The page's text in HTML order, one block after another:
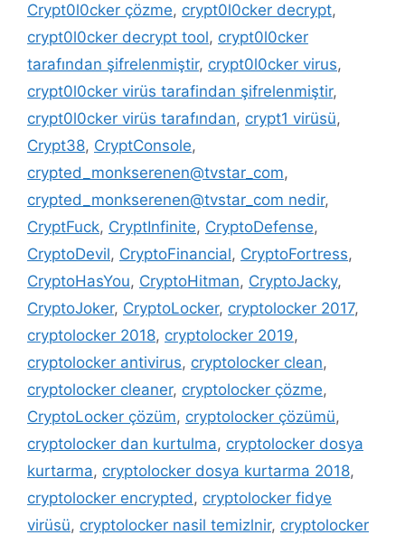
Crypt0l0cker çözme, crypt0l0cker decrypt,
crypt0l0cker decrypt tool, crypt0l0cker
tarafından şifrelenmiştir, crypt0l0cker virus,
crypt0l0cker virüs tarafindan şifrelenmiştir,
crypt0l0cker virüs tarafından, crypt1 virüsü,
Crypt38, CryptConsole,
crypted_monkserenen@tvstar_com,
crypted_monkserenen@tvstar_com nedir,
CryptFuck, CryptInfinite, CryptoDefense,
CryptoDevil, CryptoFinancial, CryptoFortress,
CryptoHasYou, CryptoHitman, CryptoJacky,
CryptoJoker, CryptoLocker, cryptolocker 2017,
cryptolocker 2018, cryptolocker 2019,
cryptolocker antivirus, cryptolocker clean,
cryptolocker cleaner, cryptolocker çözme,
CryptoLocker çözüm, cryptolocker çözümü,
cryptolocker dan kurtulma, cryptolocker dosya
kurtarma, cryptolocker dosya kurtarma 2018,
cryptolocker encrypted, cryptolocker fidye
virüsü, cryptolocker nasil temizlnir, cryptolocker